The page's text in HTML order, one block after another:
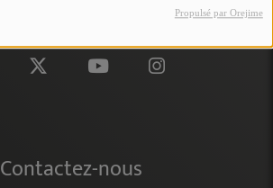
Propulsé par Orejime
Contactez-nous